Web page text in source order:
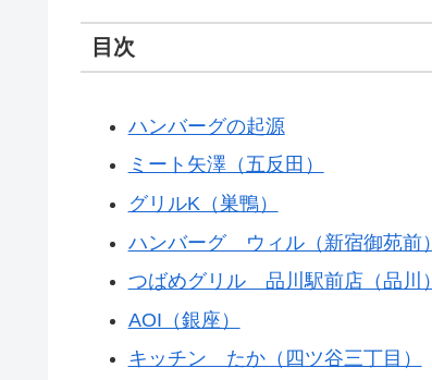
目次
ハンバーグの起源
ミート矢澤（五反田）
グリルK（巣鴨）
ハンバーグ ウィル（新宿御苑前）
つばめグリル 品川駅前店（品川）
AOI（銀座）
キッチン たか（四ツ谷三丁目）